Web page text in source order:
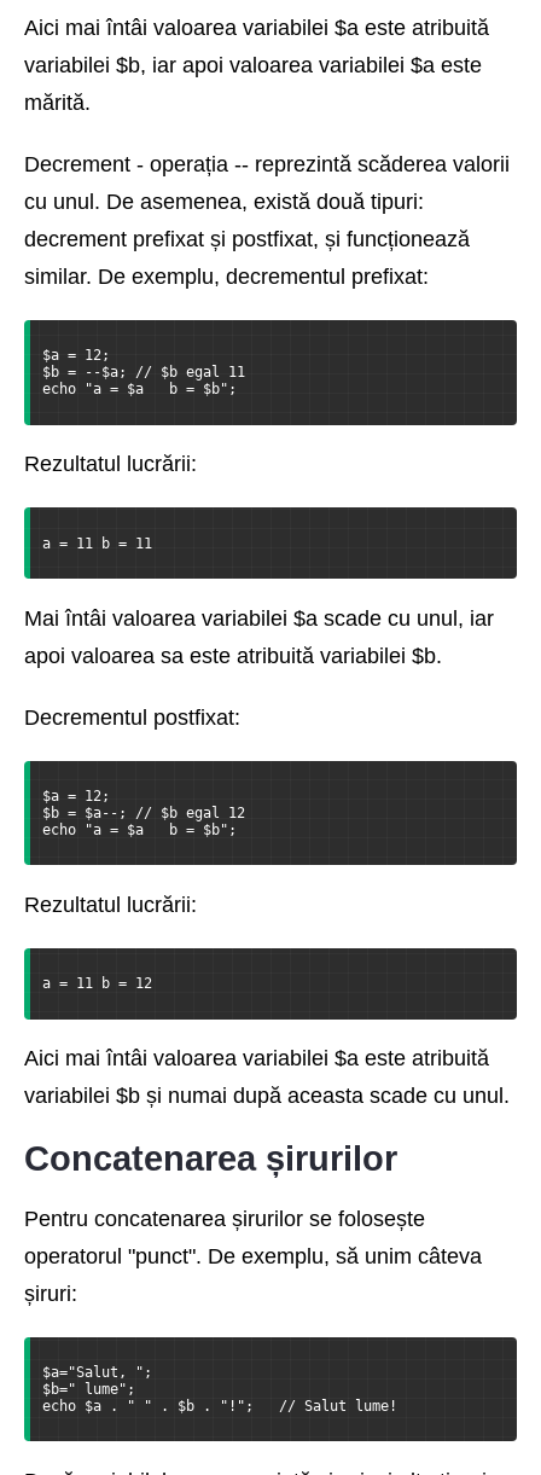
Aici mai întâi valoarea variabilei $a este atribuită
variabilei $b, iar apoi valoarea variabilei $a este
mărită.
Decrement - operația -- reprezintă scăderea valorii
cu unul. De asemenea, există două tipuri:
decrement prefixat și postfixat, și funcționează
similar. De exemplu, decrementul prefixat:
$a = 12;
$b = --$a; // $b egal 11
echo "a = $a   b = $b";
Rezultatul lucrării:
a = 11 b = 11
Mai întâi valoarea variabilei $a scade cu unul, iar
apoi valoarea sa este atribuită variabilei $b.
Decrementul postfixat:
$a = 12;
$b = $a--; // $b egal 12
echo "a = $a   b = $b";
Rezultatul lucrării:
a = 11 b = 12
Aici mai întâi valoarea variabilei $a este atribuită
variabilei $b și numai după aceasta scade cu unul.
Concatenarea șirurilor
Pentru concatenarea șirurilor se folosește
operatorul "punct". De exemplu, să unim câteva
șiruri:
$a="Salut, ";
$b=" lume";
echo $a . " " . $b . "!";   // Salut lume!